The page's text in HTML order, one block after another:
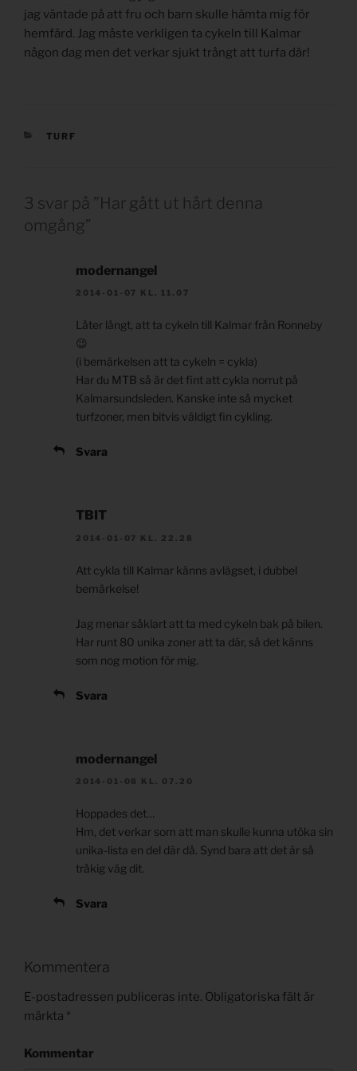
jag väntade på att fru och barn skulle hämta mig för
hemfärd. Jag måste verkligen ta cykeln till Kalmar
någon dag men det verkar sjukt trångt att turfa där!
KATEGORIER
TURF
3 svar på ”Har gått ut hårt denna
omgång”
modernangel
2014-01-07 KL. 11.07
Låter långt, att ta cykeln till Kalmar från Ronneby
😉
(i bemärkelsen att ta cykeln = cykla)
Har du MTB så är det fint att cykla norrut på
Kalmarsundsleden. Kanske inte så mycket
turfzoner, men bitvis väldigt fin cykling.
Svara
TBIT
2014-01-07 KL. 22.28
Att cykla till Kalmar känns avlägset, i dubbel
bemärkelse!
Jag menar såklart att ta med cykeln bak på bilen.
Har runt 80 unika zoner att ta där, så det känns
som nog motion för mig.
Svara
modernangel
2014-01-08 KL. 07.20
Hoppades det…
Hm, det verkar som att man skulle kunna utöka sin
unika-lista en del där då. Synd bara att det är så
tråkig väg dit.
Svara
Kommentera
E-postadressen publiceras inte. Obligatoriska fält är
märkta *
Kommentar